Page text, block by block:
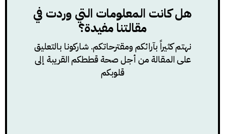
هل كانت المعلومات التي وردت في
مقالتنا مفيدة؟
نهتم كثيراً بآرائكم ومقترحاتكم. شاركونا بالتعليق
على المقالة من أجل صحة قططكم القريبة إلى
قلوبكم